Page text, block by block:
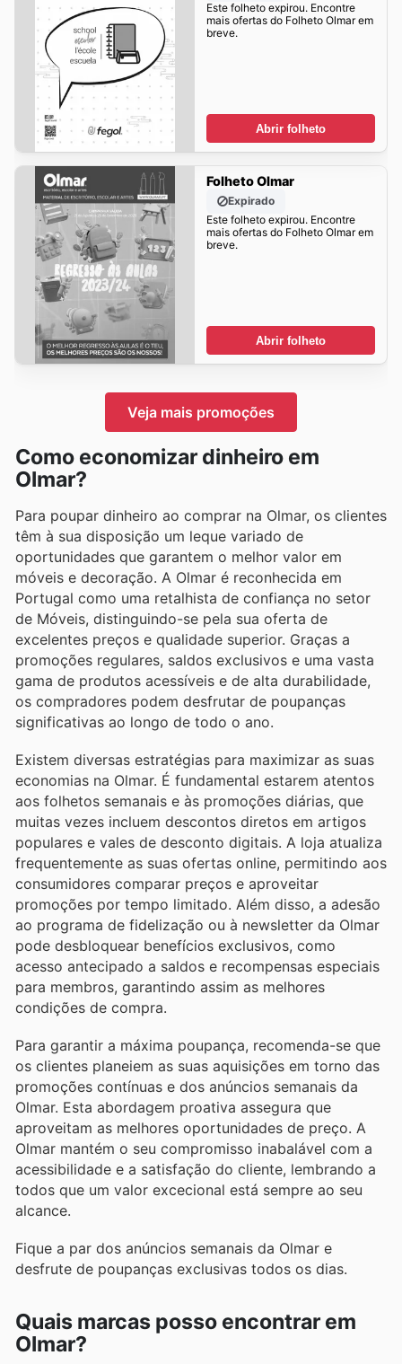
Este folheto expirou. Encontre
mais ofertas do Folheto Olmar em
breve.
Abrir folheto
Folheto Olmar
Expirado
Este folheto expirou. Encontre
mais ofertas do Folheto Olmar em
breve.
Abrir folheto
Veja mais promoções
Como economizar dinheiro em
Olmar?
Para poupar dinheiro ao comprar na Olmar, os clientes
têm à sua disposição um leque variado de
oportunidades que garantem o melhor valor em
móveis e decoração. A Olmar é reconhecida em
Portugal como uma retalhista de confiança no setor
de Móveis, distinguindo-se pela sua oferta de
excelentes preços e qualidade superior. Graças a
promoções regulares, saldos exclusivos e uma vasta
gama de produtos acessíveis e de alta durabilidade,
os compradores podem desfrutar de poupanças
significativas ao longo de todo o ano.
Existem diversas estratégias para maximizar as suas
economias na Olmar. É fundamental estarem atentos
aos folhetos semanais e às promoções diárias, que
muitas vezes incluem descontos diretos em artigos
populares e vales de desconto digitais. A loja atualiza
frequentemente as suas ofertas online, permitindo aos
consumidores comparar preços e aproveitar
promoções por tempo limitado. Além disso, a adesão
ao programa de fidelização ou à newsletter da Olmar
pode desbloquear benefícios exclusivos, como
acesso antecipado a saldos e recompensas especiais
para membros, garantindo assim as melhores
condições de compra.
Para garantir a máxima poupança, recomenda-se que
os clientes planeiem as suas aquisições em torno das
promoções contínuas e dos anúncios semanais da
Olmar. Esta abordagem proativa assegura que
aproveitam as melhores oportunidades de preço. A
Olmar mantém o seu compromisso inabalável com a
acessibilidade e a satisfação do cliente, lembrando a
todos que um valor excecional está sempre ao seu
alcance.
Fique a par dos anúncios semanais da Olmar e
desfrute de poupanças exclusivas todos os dias.
Quais marcas posso encontrar em
Olmar?